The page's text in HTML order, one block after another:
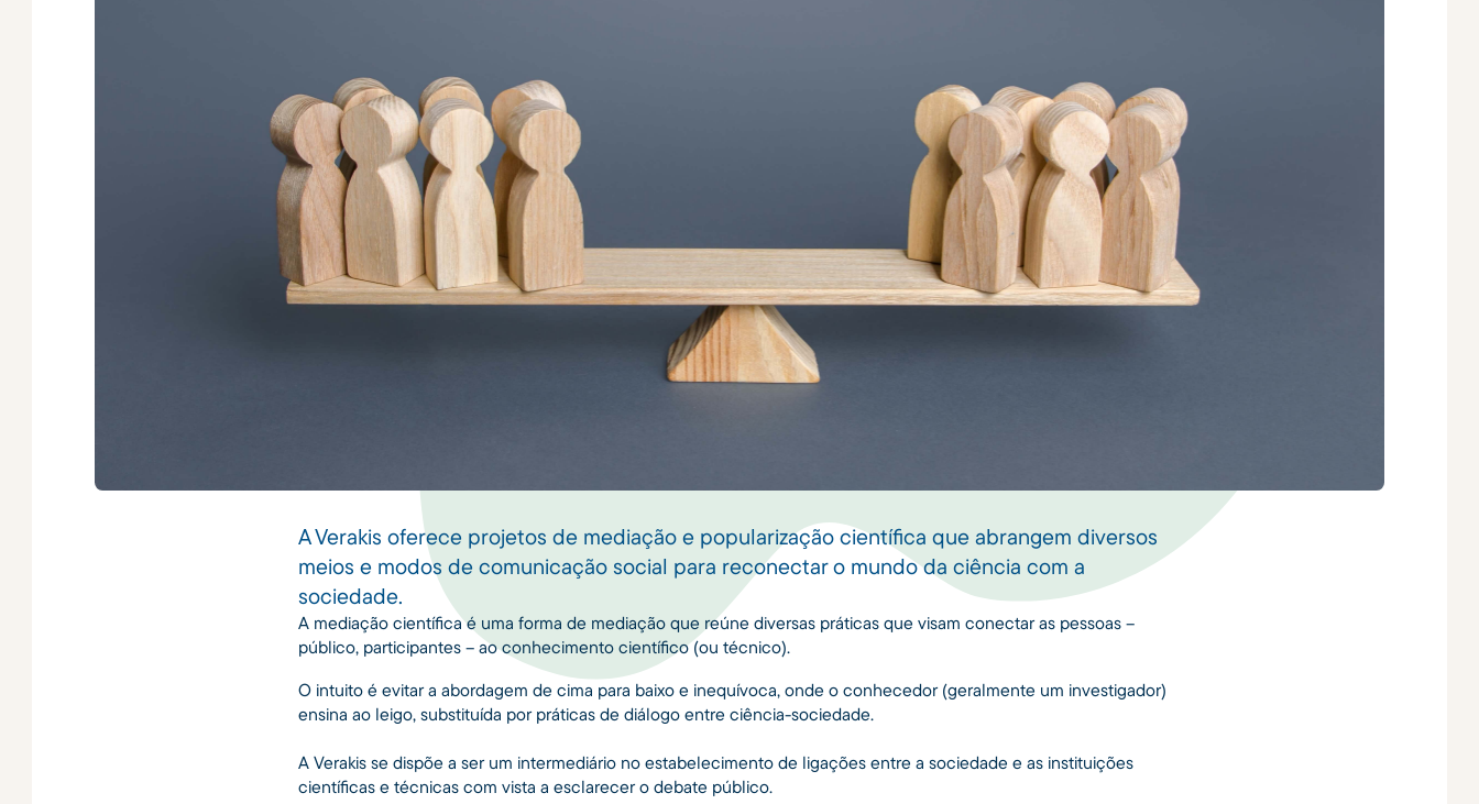
A Verakis oferece projetos de mediação e popularização científica que abrangem diversos
meios e modos de comunicação social para reconectar o mundo da ciência com a
sociedade.
A mediação científica é uma forma de mediação que reúne diversas práticas que visam conectar as pessoas –
público, participantes – ao conhecimento científico (ou técnico).
O intuito é evitar a abordagem de cima para baixo e inequívoca, onde o conhecedor (geralmente um investigador)
ensina ao leigo, substituída por práticas de diálogo entre ciência-sociedade.
A Verakis se dispõe a ser um intermediário no estabelecimento de ligações entre a sociedade e as instituições
científicas e técnicas com vista a esclarecer o debate público.